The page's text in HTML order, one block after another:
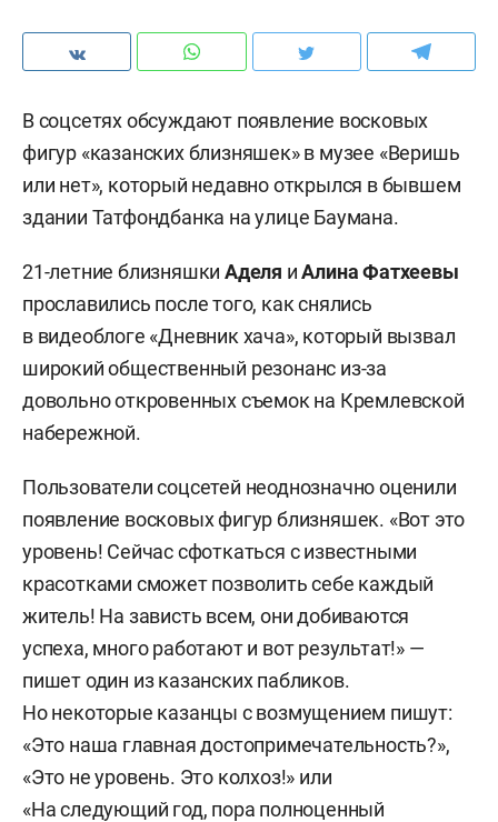
В соцсетях обсуждают появление восковых
фигур «казанских близняшек» в музее «Веришь
или нет», который недавно открылся в бывшем
здании Татфондбанка на улице Баумана.
21-летние близняшки Аделя иАлина Фатхеевы
прославились после того, как снялись
в видеоблоге «Дневник хача», который вызвал
широкий общественный резонанс из-за
довольно откровенных съемок на Кремлевской
набережной.
Пользователи соцсетей неоднозначно оценили
появление восковых фигур близняшек. «Вот это
уровень! Сейчас сфоткаться с известными
красотками сможет позволить себе каждый
житель! На зависть всем, они добиваются
успеха, много работают и вот результат!» —
пишет один из казанских пабликов.
Но некоторые казанцы с возмущением пишут:
«Это наша главная достопримечательность?»,
«Это не уровень. Это колхоз!» или
«На следующий год, пора полноценный